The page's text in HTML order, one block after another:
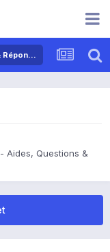
Sony Ericsson Xperia Arc - Aides, Questions & Réponses
Aides, Questions &